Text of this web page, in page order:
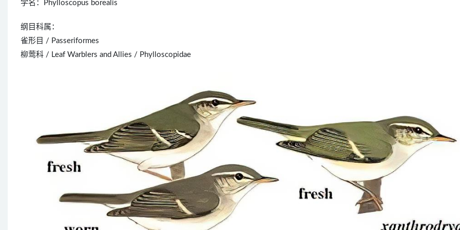
学名：Phylloscopus borealis
纲目科属：
雀形目 / Passeriformes
柳莺科 / Leaf Warblers and Allies / Phylloscopidae